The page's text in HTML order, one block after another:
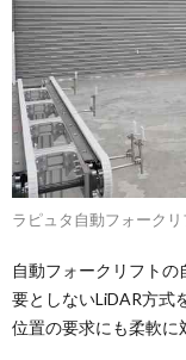
ラピュタ自動フォークリ
自動フォークリフト
要としないLiDAR方式
位置の要求にも柔軟に